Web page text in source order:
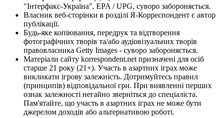
"Інтерфакс-Україна", EPA / UPG, суворо забороняється.
Власник веб-сторінки в розділі Я-Корреспондент є автор
публікації.
Будь-яке копіювання, передрук та відтворення
фотографічних творів та/або аудіовізуальних творів
правовласника Getty Images - суворо забороняється.
Матеріали сайту korrespondent.net призначені для осіб
старше 21 року (21+). Участь в азартних іграх може
викликати ігрову залежність. Дотримуйтесь правил
(принципів) відповідальної гри. При виявленні перших
ознак залежності негайно зверніться до спеціаліста.
Пам'ятайте, що участь в азартних іграх не може бути
джерелом доходів або альтернативою роботі.